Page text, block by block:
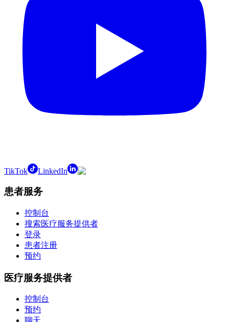
TikTok LinkedIn
患者服务
控制台
搜索医疗服务提供者
登录
患者注册
预约
医疗服务提供者
控制台
预约